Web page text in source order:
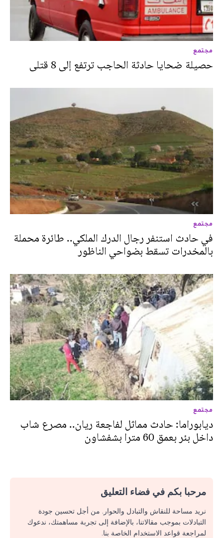
مجتمع
حصيلة ضحايا حادثة الحاجب ترتفع إلى 8 قتلى
مجتمع
في حادث استنفر رجال الدرك الملكي.. طائرة محملة
بالمخدرات تسقط بضواحي الناظور
مجتمع
ديابوراما: حادث مماثل لفاجعة ريان.. مصرع شاب
داخل بئر بعمق 60 مترا بشفشاون
مرحبا بكم في فضاء التعليق
نريد مساحة للنقاش والتبادل والحوار. من أجل تحسين جودة
التبادلات بموجب مقالاتنا، بالإضافة إلى تجربة مساهمتك، ندعوك
لمراجعة قواعد الاستخدام الخاصة بنا.